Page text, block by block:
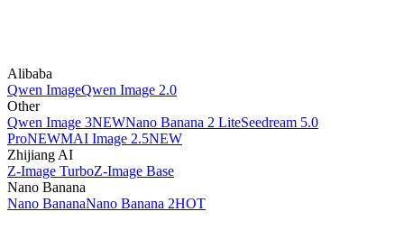
Alibaba
Qwen ImageQwen Image 2.0
Other
Qwen Image 3NEWNano Banana 2 LiteSeedream 5.0
ProNEWMAI Image 2.5NEW
Zhijiang AI
Z-Image TurboZ-Image Base
Nano Banana
Nano BananaNano Banana 2HOT